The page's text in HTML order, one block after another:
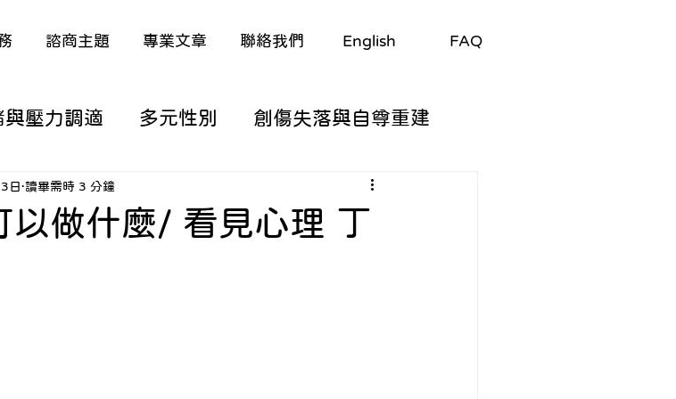
諮商主題 專業文章 聯絡我們 English FAQ
與壓力調適 多元性別 創傷失落與自尊重建
家庭關係與原生家庭
時事
以做什麼/ 看見心理 丁
日 讀畢需時 3 分鐘